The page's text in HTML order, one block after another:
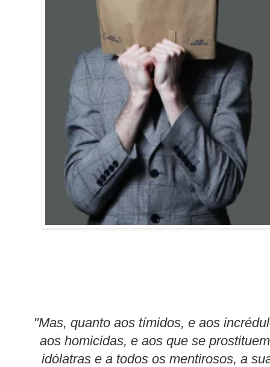
"Mas, quanto aos tímidos, e aos
aos homicidas, e aos que se
idólatras e a todos os mentirosos, a